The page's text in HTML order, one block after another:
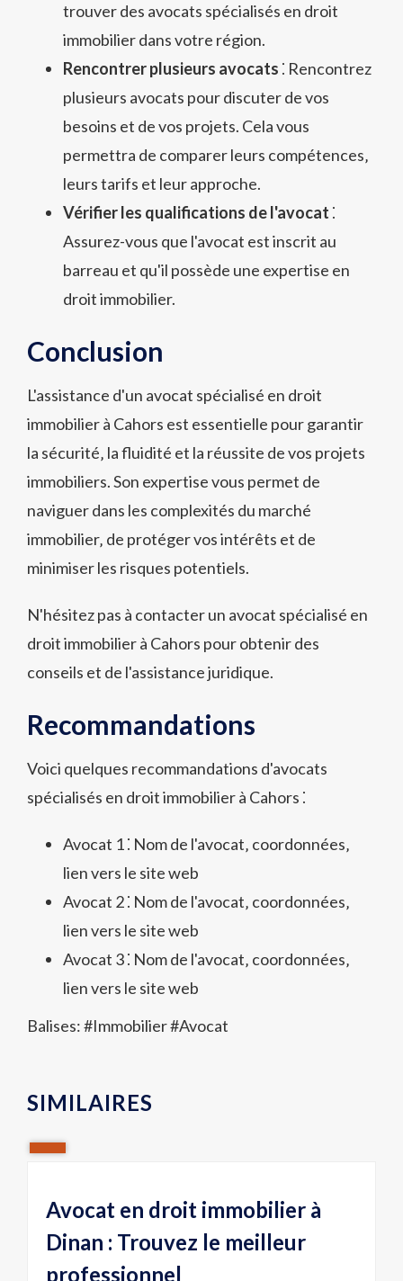
trouver des avocats spécialisés en droit
immobilier dans votre région.
Rencontrer plusieurs avocats ⁚ Rencontrez
plusieurs avocats pour discuter de vos
besoins et de vos projets. Cela vous
permettra de comparer leurs compétences‚
leurs tarifs et leur approche.
Vérifier les qualifications de l'avocat ⁚
Assurez-vous que l'avocat est inscrit au
barreau et qu'il possède une expertise en
droit immobilier.
Conclusion
L'assistance d'un avocat spécialisé en droit
immobilier à Cahors est essentielle pour garantir
la sécurité‚ la fluidité et la réussite de vos projets
immobiliers. Son expertise vous permet de
naviguer dans les complexités du marché
immobilier‚ de protéger vos intérêts et de
minimiser les risques potentiels.
N'hésitez pas à contacter un avocat spécialisé en
droit immobilier à Cahors pour obtenir des
conseils et de l'assistance juridique.
Recommandations
Voici quelques recommandations d'avocats
spécialisés en droit immobilier à Cahors ⁚
Avocat 1 ⁚ Nom de l'avocat‚ coordonnées‚
lien vers le site web
Avocat 2 ⁚ Nom de l'avocat‚ coordonnées‚
lien vers le site web
Avocat 3 ⁚ Nom de l'avocat‚ coordonnées‚
lien vers le site web
Balises: #Immobilier#Avocat
SIMILAIRES
Avocat en droit immobilier à
Dinan : Trouvez le meilleur
professionnel